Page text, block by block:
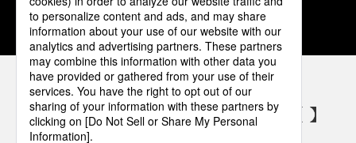
1 2 3 4 5
パナソニックの電気設備 SNSアカウント